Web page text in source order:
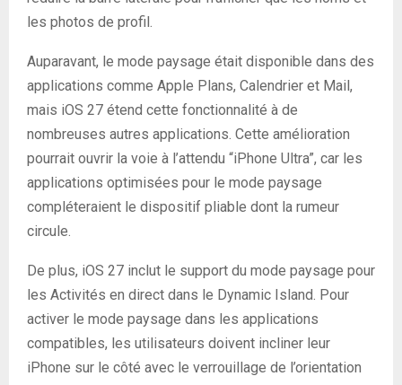
les photos de profil.
Auparavant, le mode paysage était disponible dans des
applications comme Apple Plans, Calendrier et Mail,
mais iOS 27 étend cette fonctionnalité à de
nombreuses autres applications. Cette amélioration
pourrait ouvrir la voie à l’attendu “iPhone Ultra”, car les
applications optimisées pour le mode paysage
compléteraient le dispositif pliable dont la rumeur
circule.
De plus, iOS 27 inclut le support du mode paysage pour
les Activités en direct dans le Dynamic Island. Pour
activer le mode paysage dans les applications
compatibles, les utilisateurs doivent incliner leur
iPhone sur le côté avec le verrouillage de l’orientation